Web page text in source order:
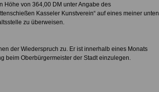
Höhe von 364,00 DM unter Angabe des
Kasseler Kunstverein“ auf eines meiner unten
zu überweisen.
der Wiederspruch zu. Er ist innerhalb eines Monats
beim Oberbürgermeister der Stadt einzulegen.